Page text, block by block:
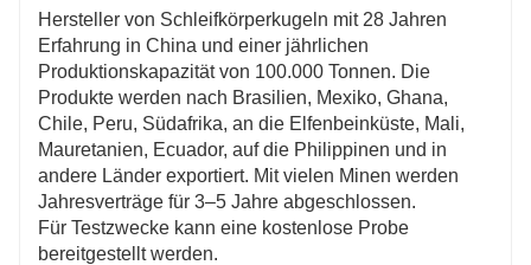
Hersteller von Schleifkörperkugeln mit 28 Jahren
Erfahrung in China und einer jährlichen
Produktionskapazität von 100.000 Tonnen. Die
Produkte werden nach Brasilien, Mexiko, Ghana,
Chile, Peru, Südafrika, an die Elfenbeinküste, Mali,
Mauretanien, Ecuador, auf die Philippinen und in
andere Länder exportiert. Mit vielen Minen werden
Jahresverträge für 3–5 Jahre abgeschlossen.
Für Testzwecke kann eine kostenlose Probe
bereitgestellt werden.